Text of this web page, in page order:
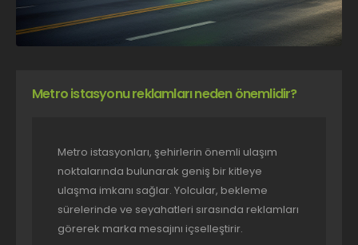
Metro istasyonu reklamları neden önemlidir?
Metro istasyonları, şehirlerin önemli ulaşım
noktalarında bulunarak geniş bir kitleye
ulaşma imkanı sağlar. Yolcular, bekleme
sürelerinde ve seyahatleri sırasında reklamları
görerek marka mesajını içselleştirir.